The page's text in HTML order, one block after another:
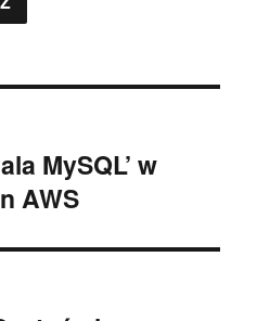
MySQL’ w
AWS